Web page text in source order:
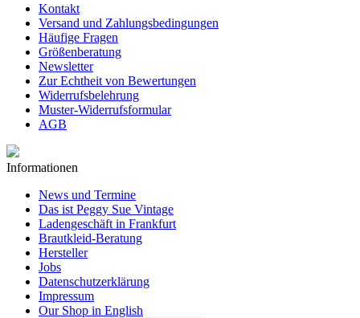
Kontakt
Versand und Zahlungsbedingungen
Häufige Fragen
Größenberatung
Newsletter
Zur Echtheit von Bewertungen
Widerrufsbelehrung
Muster-Widerrufsformular
AGB
Informationen
News und Termine
Das ist Peggy Sue Vintage
Ladengeschäft in Frankfurt
Brautkleid-Beratung
Hersteller
Jobs
Datenschutzerklärung
Impressum
Our Shop in English